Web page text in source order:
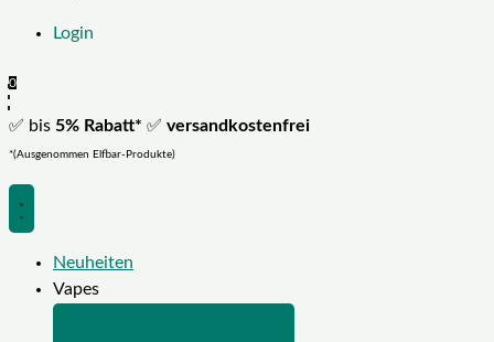
Login
0
✅ bis 5% Rabatt* ✅ versandkostenfrei
*(Ausgenommen Elfbar-Produkte)
Neuheiten
Vapes